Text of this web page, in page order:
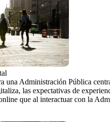
una Administración Pública
las expectativas de
que al interactuar con la